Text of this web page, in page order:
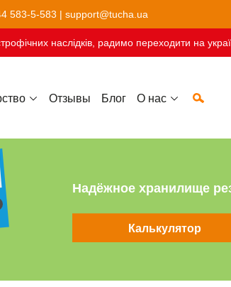
583-5-583 | support@tucha.ua
наслідків, радимо переходити на
Отзывы Блог О нас
Надёжное хранилище
Калькулятор